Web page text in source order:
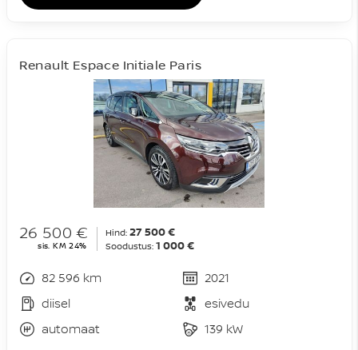
Renault Espace Initiale Paris
26 500 €
sis. KM 24%
Hind: 27 500 €
Soodustus: 1 000 €
82 596 km
2021
diisel
esivedu
automaat
139 kW